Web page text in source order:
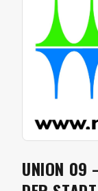
UNION 09